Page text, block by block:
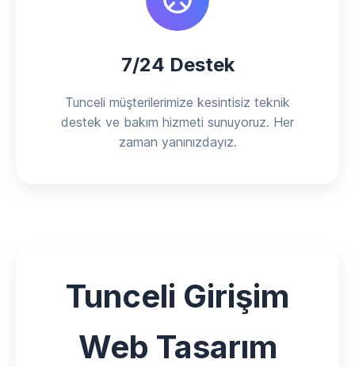
7/24 Destek
Tunceli müşterilerimize kesintisiz teknik
destek ve bakım hizmeti sunuyoruz. Her
zaman yanınızdayız.
Tunceli Girişim
Web Tasarım